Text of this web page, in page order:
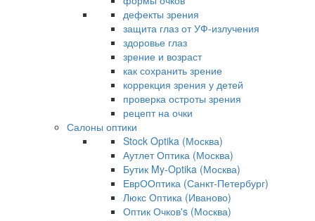
дефекты зрения
защита глаз от УФ-излучения
здоровье глаз
зрение и возраст
как сохранить зрение
коррекция зрения у детей
проверка остроты зрения
рецепт на очки
Салоны оптики
Stock Optika (Москва)
Аутлет Оптика (Москва)
Бутик My-Optika (Москва)
ЕврООптика (Санкт-Петербург)
Люкс Оптика (Иваново)
Оптик Очков's (Москва)